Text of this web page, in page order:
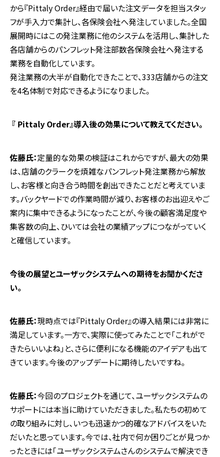
から『Pittaly Order』経由で届いた注文データを担当スタッ
フが手入力で集計し、各保険会社へ発注していました。全国
展開時にはこの発注業務に他のシステムを活用し、集計した
各店舗からのパンフレット発注部数各保険会社へ発注する
業務を自動化しています。
発注業務の大半が自動化できたことで、333店舗からの注文
を4名体制で対応できるようになりました。
――― 『 Pittaly Order』導入後の効果について教えてください。
佐藤氏：定量的な効果の検証はこれからですが、最大の効果
は、店舗のクラークを煩雑なパンフレット発注業務から解放
し、お客様と向き合う時間を創出できたことだと考えていま
す。バックヤードでの作業時間が減り、お客様のお出迎えやご
案内に集中できるようになったことが、今後の顧客満足度や
集客数の向上、ひいては会社の業績アップにつながっていく
と確信しています。
―――今後の展望とユーザックシステムへの期待をお聞かくださ
い。
佐藤氏：現時点では『Pittaly Order』の導入結果には非常に
満足しています。一方で、実際に使ってみたことで「これがで
きたらいいよね」と、さらに便利になる機能のアイデアも出て
きています。今後のアップデートに期待したいですね。
佐藤氏：今回のプロジェクトを通じて、ユーザックシステムの
サポートには本当に助けていただきました。私たちの初めて
の取り組みに対し、いつも迅速かつ的確なアドバイスをいた
だいたと思っています。今では、社内で何か困りごとが見つか
ったときには「ユーザックシステムさんのシステムで解決でき